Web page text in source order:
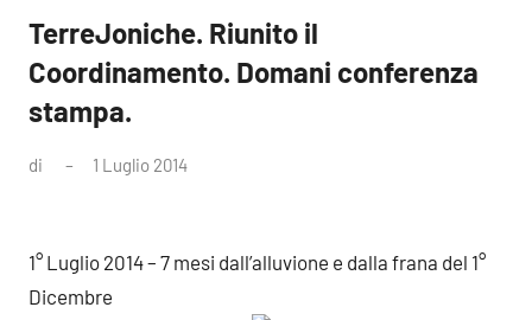
TerreJoniche. Riunito il
Coordinamento. Domani conferenza
stampa.
di 1 Luglio 2014
1° Luglio 2014 – 7 mesi dall’alluvione e dalla frana del 1°
Dicembre